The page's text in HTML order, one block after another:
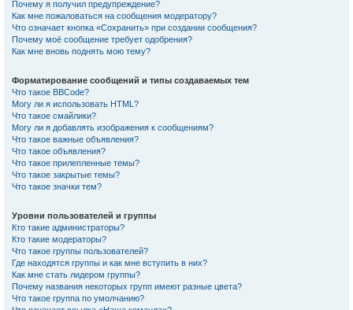
Почему я получил предупреждение?
Как мне пожаловаться на сообщения модератору?
Что означает кнопка «Сохранить» при создании сообщения?
Почему моё сообщение требует одобрения?
Как мне вновь поднять мою тему?
Форматирование сообщений и типы создаваемых тем
Что такое BBCode?
Могу ли я использовать HTML?
Что такое смайлики?
Могу ли я добавлять изображения к сообщениям?
Что такое важные объявления?
Что такое объявления?
Что такое прилепленные темы?
Что такое закрытые темы?
Что такое значки тем?
Уровни пользователей и группы
Кто такие администраторы?
Кто такие модераторы?
Что такое группы пользователей?
Где находятся группы и как мне вступить в них?
Как мне стать лидером группы?
Почему названия некоторых групп имеют разные цвета?
Что такое группа по умолчанию?